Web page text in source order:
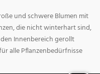
und schwere Blumen mit
die nicht winterhart sind,
Innenbereich gerollt
alle Pflanzenbedürfnisse